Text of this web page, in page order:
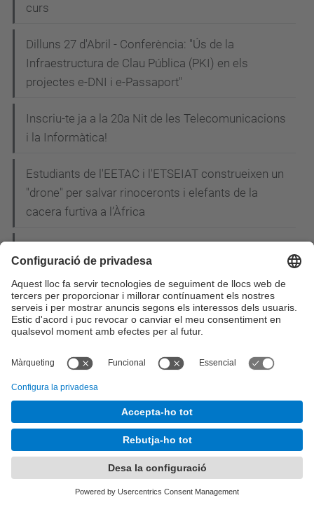
curs
Dilluns 27 d'Abril - Conferència: "Ús de la
Infraestructura de Clau Pública (PKI) en els
projectes e-DNI i e-Passaport"
Inscriu-te ja a la 20a Nit de les Telecomunicacions
i la Informàtica!
Estudiants de l'EETAC i l'ETSEIAT construeixen un
"drone" per salvar rinoceronts i elefants de la
cacera furtiva a l’Àfrica
enginyers de telecomunicació reivindiquen el
paper de líders en la concepció i el disseny de les
smart cities
Estudiants i professors del Grau en Enginyeria
Telemàtica de l'EETAC visiten TV3
Material gràfic disponible
Andrea Jaime Albalat, enginyera aeronàutica de 28
anys, rep el premi Young Space Leader Award